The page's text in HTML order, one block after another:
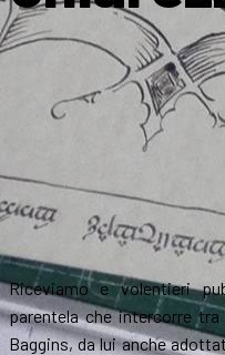
Riceviamo e volentieri
parentela che intercorre
Baggins, da lui anche